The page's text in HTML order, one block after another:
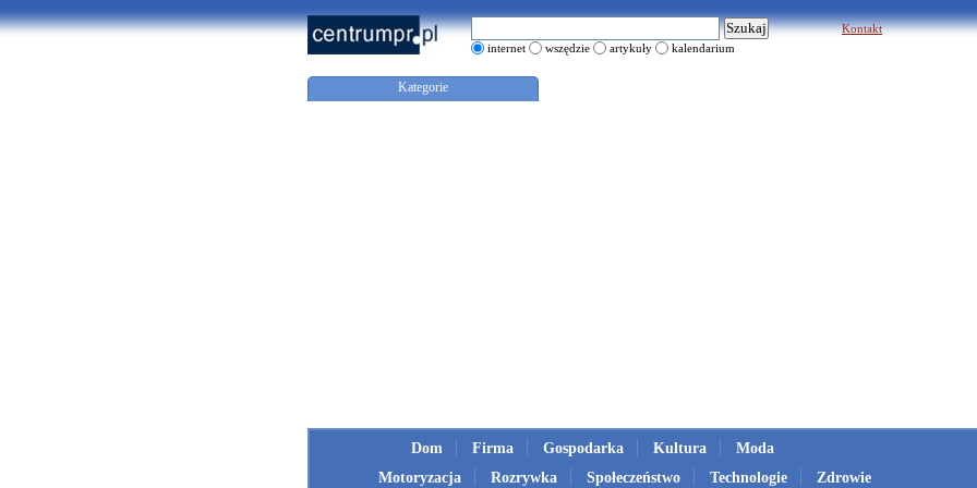
internet wszędzie artykuły kalendarium
Kontakt
Kategorie
Dom Firma Gospodarka Kultura
Moda
Motoryzacja
Rozrywka Społeczeństwo Technologie Zdrowie